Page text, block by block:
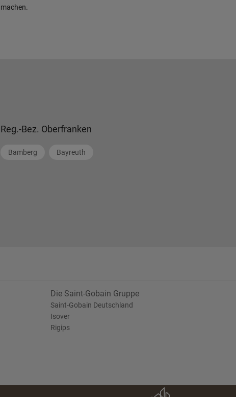
machen.
Reg.-Bez. Oberfranken
Bamberg Bayreuth
Die Saint-Gobain Gruppe
Saint-Gobain Deutschland
Isover
Rigips